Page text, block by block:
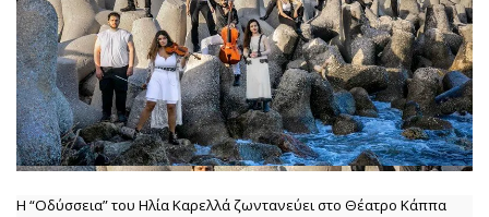
Η “Οδύσσεια” του Ηλία Καρελλά ζωντανεύει στο Θέατρο Κάππα